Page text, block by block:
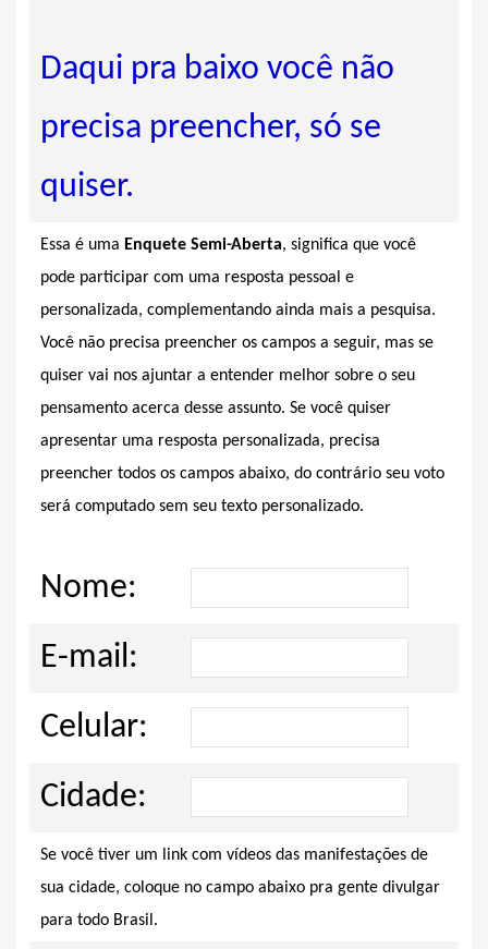
Daqui pra baixo você não
precisa preencher, só se
quiser.
Essa é uma Enquete Semi-Aberta, significa que você
pode participar com uma resposta pessoal e
personalizada, complementando ainda mais a pesquisa.
Você não precisa preencher os campos a seguir, mas se
quiser vai nos ajuntar a entender melhor sobre o seu
pensamento acerca desse assunto. Se você quiser
apresentar uma resposta personalizada, precisa
preencher todos os campos abaixo, do contrário seu voto
será computado sem seu texto personalizado.
Nome:
E-mail:
Celular:
Cidade:
Se você tiver um link com vídeos das manifestações de
sua cidade, coloque no campo abaixo pra gente divulgar
para todo Brasil.